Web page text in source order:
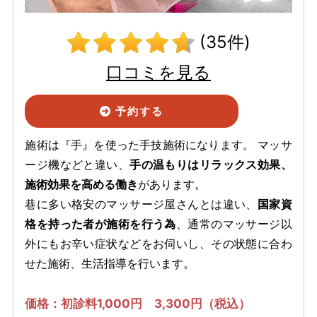
(35件)
口コミを見る
予約する
施術は『手』を使った手技施術になります。 マッサ
ージ機などと違い、手の温もりはリラックス効果、
施術効果を高める働きがあります。
巷に多い格安のマッサージ屋さんとは違い、
国家資
格を持った者が施術を行う為、通常のマッサージ以
外にもお辛い症状などをお伺いし、その状態に合わ
せた施術、生活指導を行います。
価格：初診料1,000円 3,300円（税込）